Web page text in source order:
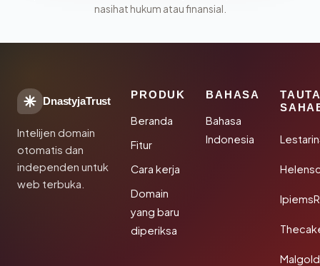
nasihat hukum atau finansial.
DnastyjaTrust
Intelijen domain
otomatis dan
independen untuk
web terbuka.
PRODUK
Beranda
Fitur
Cara kerja
Domain
yang baru
diperiksa
BAHASA
Bahasa
Indonesia